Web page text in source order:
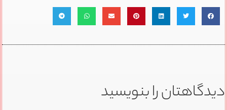
دیدگاهتان را بنویسید